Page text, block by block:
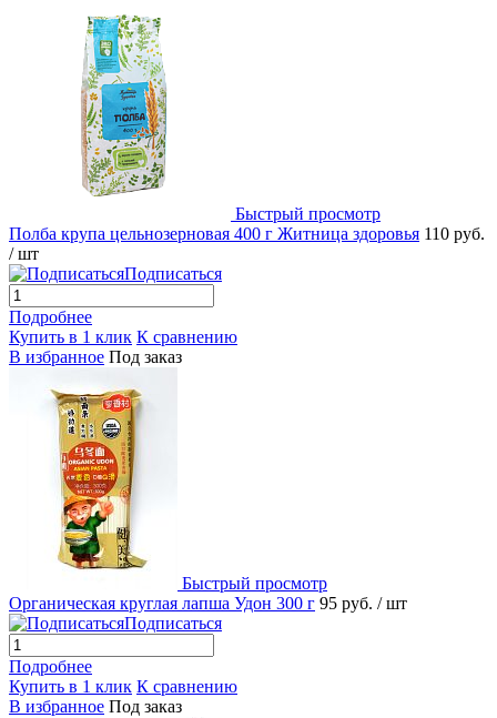
Быстрый просмотр
Полба крупа цельнозерновая 400 г Житница здоровья 110 руб.
/ шт
Подписаться
Подробнее
Купить в 1 клик К сравнению
В избранное Под заказ
Быстрый просмотр
Органическая круглая лапша Удон 300 г 95 руб. / шт
Подписаться
Подробнее
Купить в 1 клик К сравнению
В избранное Под заказ